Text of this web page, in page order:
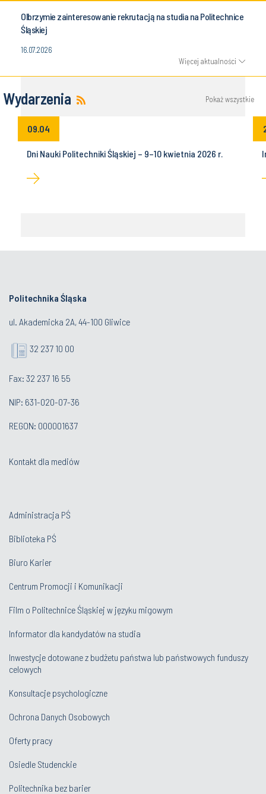
Olbrzymie zainteresowanie rekrutacją na studia na Politechnice
Śląskiej
16.07.2026
Więcej aktualności
Wydarzenia Pokaż wszystkie
09.04
Dni Nauki Politechniki Śląskiej – 9–10 kwietnia 2026 r.
Politechnika Śląska
ul. Akademicka 2A, 44-100 Gliwice
32 237 10 00
Fax: 32 237 16 55
NIP: 631-020-07-36
REGON: 000001637
Kontakt dla mediów
Administracja PŚ
Biblioteka PŚ
Biuro Karier
Centrum Promocji i Komunikacji
Film o Politechnice Śląskiej w języku migowym
Informator dla kandydatów na studia
Inwestycje dotowane z budżetu państwa lub państwowych funduszy
celowych
Konsultacje psychologiczne
Ochrona Danych Osobowych
Oferty pracy
Osiedle Studenckie
Politechnika bez barier